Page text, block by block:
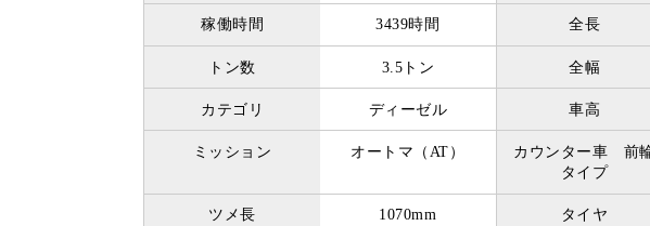
稼働時間 3439時間 全長
トン数 3.5トン 全幅
カテゴリ ディーゼル 車高
ミッション オートマ（AT）
カウンター車 前
タイプ
ツメ長 1070mm タイヤ